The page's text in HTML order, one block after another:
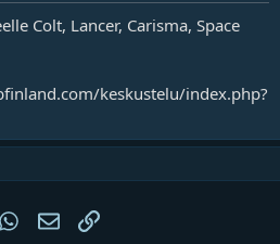
Colt, Lancer, Carisma, Space
keskustelu/index.php?
WhatsAppSähköposti
Linkki